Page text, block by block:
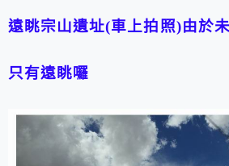
遠眺宗山遺址(車上拍照)由於
只有遠眺囉